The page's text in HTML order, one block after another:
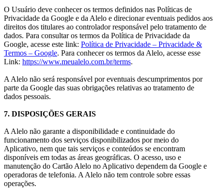
O Usuário deve conhecer os termos definidos nas Políticas de
Privacidade da Google e da Alelo e direcionar eventuais pedidos aos
direitos dos titulares ao controlador responsável pelo tratamento de
dados. Para consultar os termos da Política de Privacidade da
Google, acesse este link: Política de Privacidade – Privacidade &
Termos – Google. Para conhecer os termos da Alelo, acesse esse
Link: https://www.meualelo.com.br/terms.
A Alelo não será responsável por eventuais descumprimentos por
parte da Google das suas obrigações relativas ao tratamento de
dados pessoais.
7. DISPOSIÇÕES GERAIS
A Alelo não garante a disponibilidade e continuidade do
funcionamento dos serviços disponibilizados por meio do
Aplicativo, nem que tais serviços e conteúdos se encontram
disponíveis em todas as áreas geográficas. O acesso, uso e
manutenção do Cartão Alelo no Aplicativo dependem da Google e
operadoras de telefonia. A Alelo não tem controle sobre essas
operações.